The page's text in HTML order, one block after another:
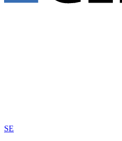
SE